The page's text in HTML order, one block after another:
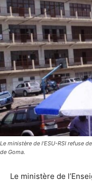
Le ministère de l'ESU-RSI refuse
de Goma.
Le ministère de